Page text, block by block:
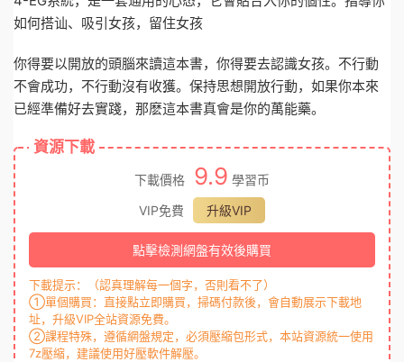
如何搭讪、吸引女孩，留住女孩
你得要以開放的頭腦來讀這本書，你得要去認識女孩。不行動
不會成功，不行動沒有收獲。保持思想開放行動，如果你本來
已經準備好去實踐，那麽這本書真會是你的萬能藥。
資源下載
下載價格 9.9 學習币
VIP免費
升級VIP
點擊檢測網盤有效後購買
下載提示：（認真理解每一個字，否則看不了）
①單個購買：直接點立即購買，掃碼付款後，會自動展示下載地
址，升級VIP全站資源免費。
②課程特殊，遵循網盤規定，必須壓縮包形式，本站資源統一使用
7z壓縮，建議使用好壓軟件解壓。